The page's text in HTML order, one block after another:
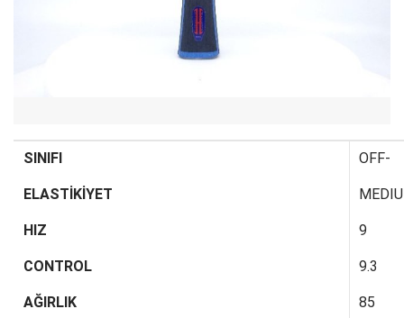
SINIFI OFF-
ELASTİKİYET
HIZ 9
CONTROL 9.3
AĞIRLIK 85